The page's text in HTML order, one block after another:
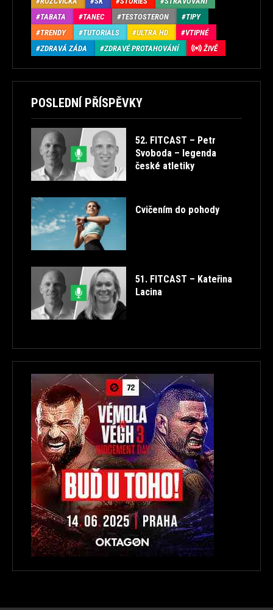
TABATA
TANEC TESTOSTERON
TIPY
TRENDY
TUTORIALS ULTRA HD
VTIPNÉ
ZDRAVÁ ZÁDA
ZDRAVÉ PROTAHOVÁNÍ ŽIVĚ
POSLEDNÍ PŘÍSPĚVKY
52. FITCAST – Petr
Svoboda – legenda
české atletiky
Cvičením do pohody
51. FITCAST – Kateřina
Lacina